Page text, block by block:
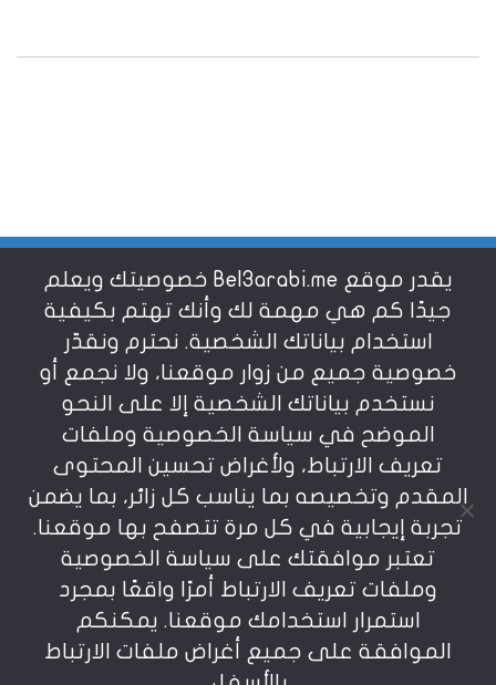
شروط الاستخدام
سياسة الخصوصية
عن بالعربي
يمنع نسخ أو إعادة استخدام المواد المنشورة على
موقعنا تحت طائلة المسؤولية، إن أي استخدام أو إعادة
نشر أو إجتزاء بدون اذن خطي مسبق يعد انتهاكاُ لشروط
يقدر موقع Bel3arabi.me خصوصيتك ويعلم
جيدًا كم هي مهمة لك وأنك تهتم بكيفية
استخدام بياناتك الشخصية. نحترم ونقدّر
خصوصية جميع من زوار موقعنا، ولا نجمع أو
نستخدم بياناتك الشخصية إلا على النحو
الموضح في سياسة الخصوصية وملفات
تعريف الارتباط، ولأغراض تحسين المحتوى
المقدم وتخصيصه بما يناسب كل زائر، بما يضمن
تجربة إيجابية في كل مرة تتصفح بها موقعنا.
تعتبر موافقتك على سياسة الخصوصية
وملفات تعريف الارتباط أمرًا واقعًا بمجرد
استمرار استخدامك موقعنا. يمكنكم
الموافقة على جميع أغراض ملفات الارتباط